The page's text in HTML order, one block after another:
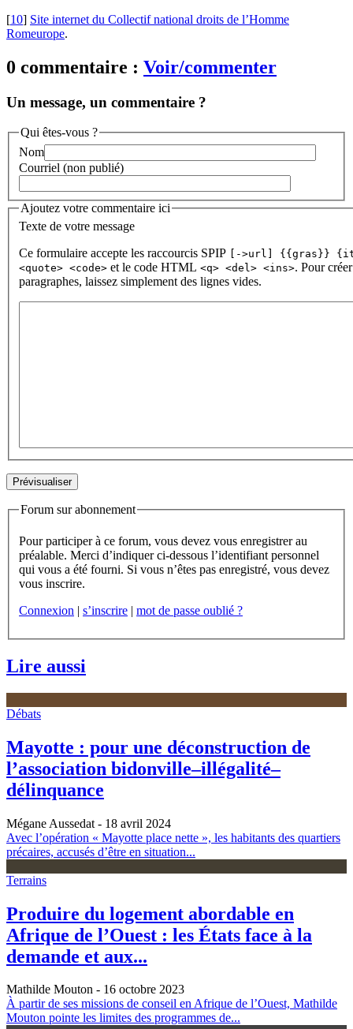
[10] Site internet du Collectif national droits de l’Homme
Romeurope.
0 commentaire : Voir/commenter
Un message, un commentaire ?
Qui êtes-vous ?
Nom
Courriel (non publié)
Ajoutez votre commentaire ici
Texte de votre message
Ce formulaire accepte les raccourcis SPIP
[->url] {{gras}}
<quote> <code> et le code HTML <q> <del> <ins>. Pour
paragraphes, laissez simplement des lignes vides.
Forum sur abonnement
Pour participer à ce forum, vous devez vous enregistrer au
préalable. Merci d’indiquer ci-dessous l’identifiant personnel
qui vous a été fourni. Si vous n’êtes pas enregistré, vous devez
vous inscrire.
Connexion | s’inscrire | mot de passe oublié ?
Lire aussi
Débats
Mayotte : pour une déconstruction de
l’association bidonville–illégalité–
délinquance
Mégane Aussedat - 18 avril 2024
Avec l’opération « Mayotte place nette », les habitants des quartiers
précaires, accusés d’être en situation...
Terrains
Produire du logement abordable en
Afrique de l’Ouest : les États face à la
demande et aux...
Mathilde Mouton - 16 octobre 2023
À partir de ses missions de conseil en Afrique de l’Ouest, Mathilde
Mouton pointe les limites des programmes de...